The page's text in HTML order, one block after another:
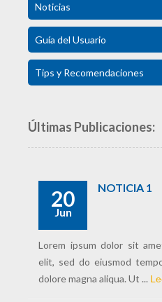
Noticias
Guía del Usuario
Tips y Recomendaciones
Últimas Publicaciones:
20
Jun
NOTICIA 1
Lorem ipsum dolor sit
elit, sed do eiusmod
dolore magna aliqua. Ut ...